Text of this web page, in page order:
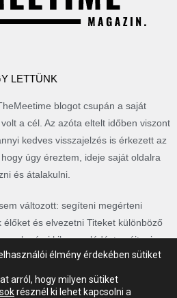
LETTÜNK
blogot csupán a saját
a cél. Az azóta eltelt időben viszont
kedves visszajelzés is érkezett az
úgy éreztem, ideje saját oldalra
és átalakulni.
változott: segíteni megérteni
és elvezetni Titeket különböző
csak némi kikapcsolódást nyújtani a
olvastok és aktívan követtek!
élmény érdekében sütiket
arról, hogy milyen sütiket
résznél ki lehet kapcsolni a